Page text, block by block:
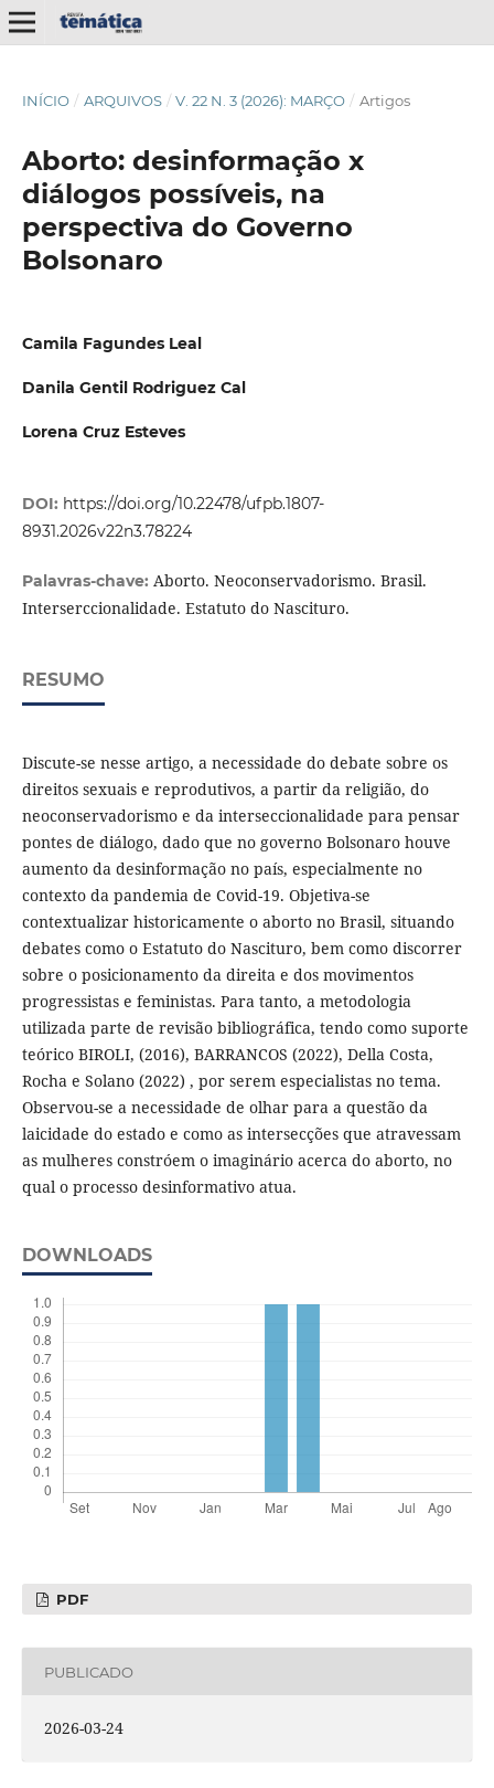
INÍCIO / ARQUIVOS / V. 22 N. 3 (2026): MARÇO / Artigos
Aborto: desinformação x
diálogos possíveis, na
perspectiva do Governo
Bolsonaro
Camila Fagundes Leal
Danila Gentil Rodriguez Cal
Lorena Cruz Esteves
DOI: https://doi.org/10.22478/ufpb.1807-
8931.2026v22n3.78224
Palavras-chave: Aborto. Neoconservadorismo. Brasil.
Interserccionalidade. Estatuto do Nascituro.
RESUMO
Discute-se nesse artigo, a necessidade do debate sobre os
direitos sexuais e reprodutivos, a partir da religião, do
neoconservadorismo e da interseccionalidade para pensar
pontes de diálogo, dado que no governo Bolsonaro houve
aumento da desinformação no país, especialmente no
contexto da pandemia de Covid-19. Objetiva-se
contextualizar historicamente o aborto no Brasil, situando
debates como o Estatuto do Nascituro, bem como discorrer
sobre o posicionamento da direita e dos movimentos
progressistas e feministas. Para tanto, a metodologia
utilizada parte de revisão bibliográfica, tendo como suporte
teórico BIROLI, (2016), BARRANCOS (2022), Della Costa,
Rocha e Solano (2022) , por serem especialistas no tema.
Observou-se a necessidade de olhar para a questão da
laicidade do estado e como as intersecções que atravessam
as mulheres constróem o imaginário acerca do aborto, no
qual o processo desinformativo atua.
DOWNLOADS
PDF
PUBLICADO
2026-03-24